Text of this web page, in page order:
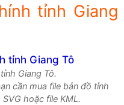
tỉnh Giang
Giang Tô.
cần mua file bản đồ tỉnh
hoặc file KML.